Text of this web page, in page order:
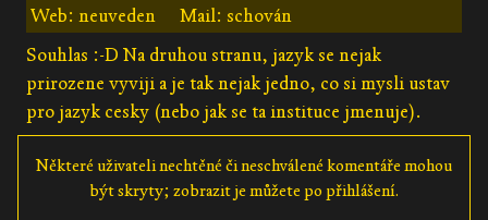
Web: neuveden
Mail: schován
Souhlas :-D Na druhou stranu, jazyk se nejak
prirozene vyviji a je tak nejak jedno, co si mysli ustav
pro jazyk cesky (nebo jak se ta instituce jmenuje).
Některé uživateli nechtěné či neschválené komentáře mohou
být skryty; zobrazit je můžete po přihlášení.